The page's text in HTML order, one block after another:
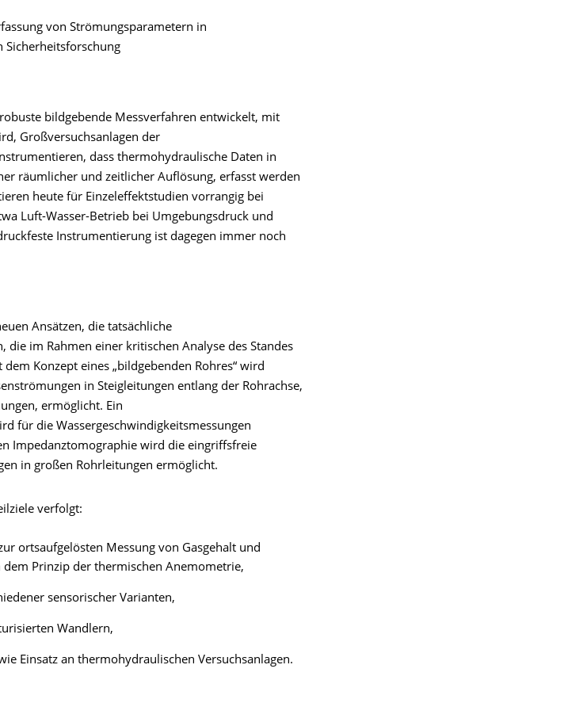
von Strömungsparametern in
Sicherheitsforschung
bildgebende Messverfahren entwickelt, mit
Großversuchsanlagen der
dass thermohydraulische Daten in
räumlicher und zeitlicher Auflösung, erfasst werden
heute für Einzeleffektstudien vorrangig bei
Luft-Wasser-Betrieb bei Umgebungsdruck und
Instrumentierung ist dagegen immer noch
Ansätzen, die tatsächliche
die im Rahmen einer kritischen Analyse des Standes
Konzept eines „bildgebenden Rohres“ wird
in Steigleitungen entlang der Rohrachse,
ermöglicht. Ein
für die Wassergeschwindigkeitsmessungen
Impedanztomographie wird die eingriffsfreie
in großen Rohrleitungen ermöglicht.
verfolgt:
ortsaufgelösten Messung von Gasgehalt und
Prinzip der thermischen Anemometrie,
sensorischer Varianten,
Wandlern,
Einsatz an thermohydraulischen Versuchsanlagen.